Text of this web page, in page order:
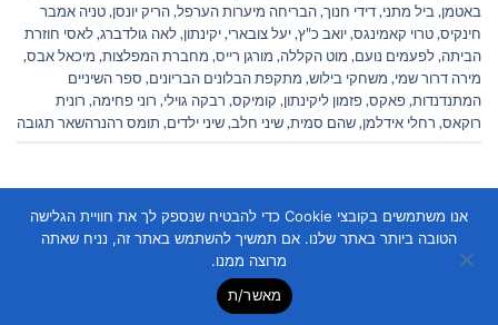
באטמן, ביל מתני,דידי חנוך,הבריחה מיערות הערפל,הריק יונסן,טניה אמבר
חינקיס,טרוי קאמינגס,יואב כ"ץ,יעל צובארי,יקינתון,לאה גולדברג,לאסי חוזרת
הביתה,לפעמים נועם, מוט הקללה, מורגן רייס, מחברת המפלצות, מיכאל אבס,
מירה דרור שמי, משחקי בילוש, מתקפת הבלונים הבריונים, ספר השיניים
המתנדנדות,פאקס,פזמון ליקינתון, קומיקס, רבקה גוילי, רוני פחימה, רונית
רוקאס, רחלי אידלמן,שהם סמית,שיני חלב,שיני ילדים, תומס רהנרהשאר תגובה
Copyright 2026 ©Flatsome Theme
אנו משתמשים בקובצי Cookie כדי להבטיח שנספק לך את חוויית הגלישה
הטובה ביותר באתר שלנו. אם תמשיך להשתמש באתר זה, נניח שאתה
מרוצה ממנו.
מאשר/ת